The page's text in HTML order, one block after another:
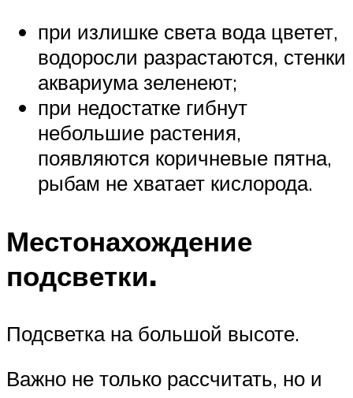
при излишке света вода цветет,
водоросли разрастаются, стенки
аквариума зеленеют;
при недостатке гибнут
небольшие растения,
появляются коричневые пятна,
рыбам не хватает кислорода.
Местонахождение
подсветки.
Подсветка на большой высоте.
Важно не только рассчитать, но и